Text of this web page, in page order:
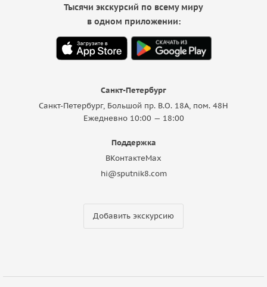
Санкт-Петербург
Санкт-Петербург, Большой пр. В.О. 18A, пом. 48Н
Ежедневно 10:00 — 18:00
Поддержка
ВКонтактеMax
hi@sputnik8.com
Добавить экскурсию
Тысячи экскурсий по всему миру
в одном приложении: